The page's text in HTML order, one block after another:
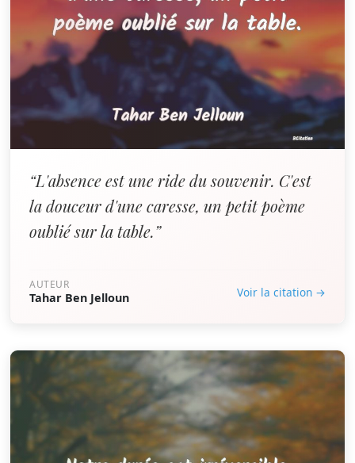
“L'absence est une ride du souvenir. C'est
la douceur d'une caresse, un petit poème
oublié sur la table.”
AUTEUR
Tahar Ben Jelloun Voir la citation →